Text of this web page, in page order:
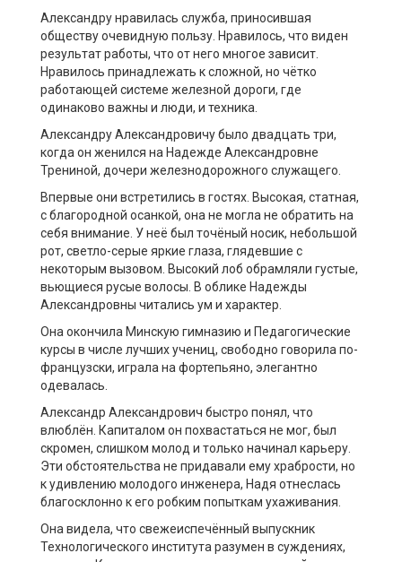
Александру нравилась служба, приносившая
обществу очевидную пользу. Нравилось, что виден
результат работы, что от него многое зависит.
Нравилось принадлежать к сложной, но чётко
работающей системе железной дороги, где
одинаково важны и люди, и техника.
Александру Александровичу было двадцать три,
когда он женился на Надежде Александровне
Трениной, дочери железнодорожного служащего.
Впервые они встретились в гостях. Высокая, статная,
с благородной осанкой, она не могла не обратить на
себя внимание. У неё был точёный носик, небольшой
рот, светло-серые яркие глаза, глядевшие с
некоторым вызовом. Высокий лоб обрамляли густые,
вьющиеся русые волосы. В облике Надежды
Александровны читались ум и характер.
Она окончила Минскую гимназию и Педагогические
курсы в числе лучших учениц, свободно говорила по-
французски, играла на фортепьяно, элегантно
одевалась.
Александр Александрович быстро понял, что
влюблён. Капиталом он похвастаться не мог, был
скромен, слишком молод и только начинал карьеру.
Эти обстоятельства не придавали ему храбрости, но
к удивлению молодого инженера, Надя отнеслась
благосклонно к его робким попыткам ухаживания.
Она видела, что свежеиспечённый выпускник
Технологического института разумен в суждениях,